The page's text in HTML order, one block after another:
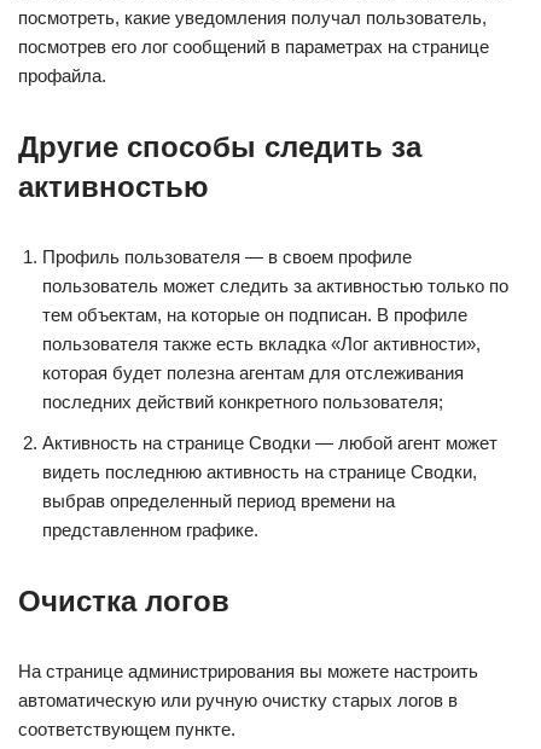
посмотреть, какие уведомления получал пользователь,
посмотрев его лог сообщений в параметрах на странице
профайла.
Другие способы следить за
активностью
Профиль пользователя — в своем профиле
пользователь может следить за активностью только по
тем объектам, на которые он подписан. В профиле
пользователя также есть вкладка «Лог активности»,
которая будет полезна агентам для отслеживания
последних действий конкретного пользователя;
Активность на странице Сводки — любой агент может
видеть последнюю активность на странице Сводки,
выбрав определенный период времени на
представленном графике.
Очистка логов
На странице администрирования вы можете настроить
автоматическую или ручную очистку старых логов в
соответствующем пункте.